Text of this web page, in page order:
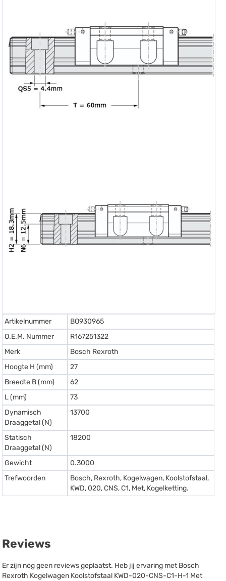
Artikelnummer
BO930965
O.E.M. Nummer
R167251322
Merk
Bosch Rexroth
Hoogte H (mm)
27
Breedte B (mm)
62
L (mm)
73
Dynamisch
Draaggetal (N)
13700
Statisch
Draaggetal (N)
18200
Gewicht
0.3000
Trefwoorden
Bosch, Rexroth, Kogelwagen, Koolstofstaal,
KWD, 020, CNS, C1, Met, Kogelketting.
Reviews
Er zijn nog geen reviews geplaatst. Heb jij ervaring met Bosch
Rexroth Kogelwagen Koolstofstaal KWD-020-CNS-C1-H-1 Met